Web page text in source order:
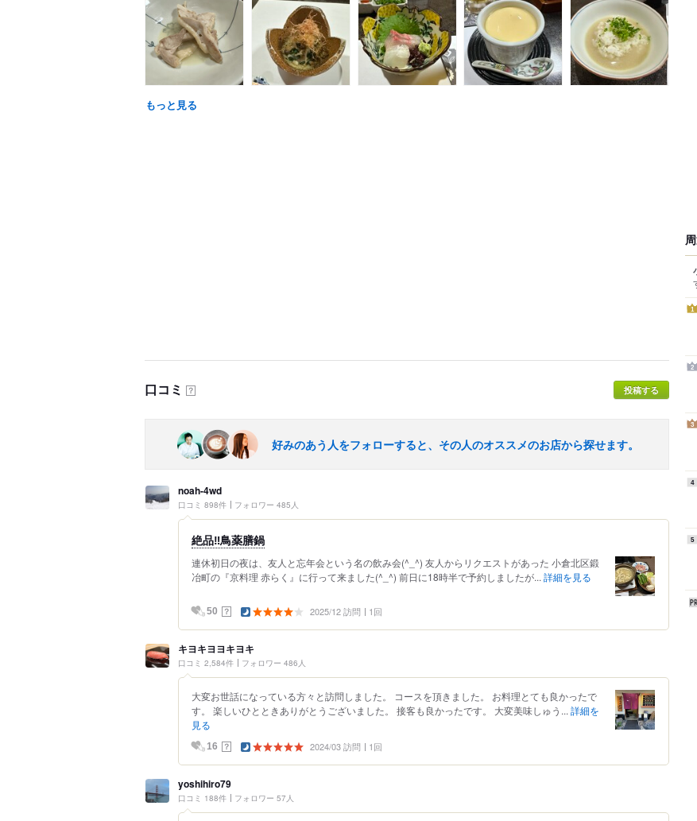
もっと見る
口コミ ？ 投稿する
好みのあう人をフォローすると、その人のオススメのお店から探せます。
noah-4wd
口コミ 898件 フォロワー 485人
絶品‼︎鳥薬膳鍋
連休初日の夜は、友人と忘年会という名の飲み会(^_^) 友人からリクエストがあった 小倉北区鍛
冶町の『京料理 赤らく』に行って来ました(^_^) 前日に18時半で予約しましたが... 詳細を見る
50 ？ 2025/12 訪問 1回
キヨキヨヨキヨキ
口コミ 2,584件 フォロワー 486人
大変お世話になっている方々と訪問しました。 コースを頂きました。 お料理とても良かったで
す。 楽しいひとときありがとうございました。 接客も良かったです。 大変美味しゅう... 詳細を
見る
16 ？ 2024/03 訪問 1回
yoshihiro79
口コミ 188件 フォロワー 57人
1
2
3
4
5